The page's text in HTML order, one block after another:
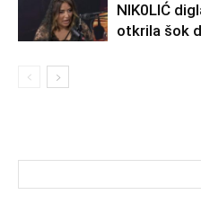
NlK0LlĆ
otkrila šok